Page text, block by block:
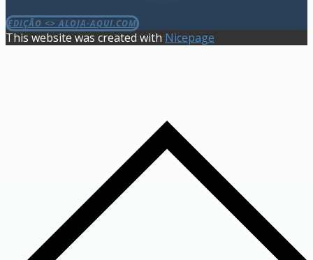
EDIÇÃO <> ALOJA-AQUI.COM
This website was created with Nicepage